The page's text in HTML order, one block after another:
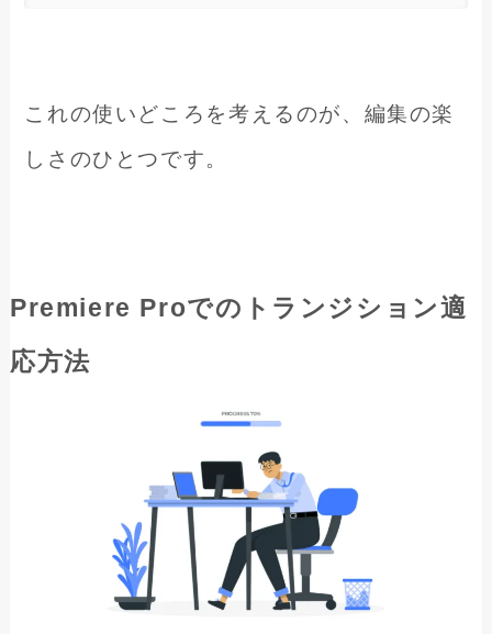
これの使いどころを考えるのが、編集の楽
しさのひとつです。
Premiere Proでのトランジション適
応方法